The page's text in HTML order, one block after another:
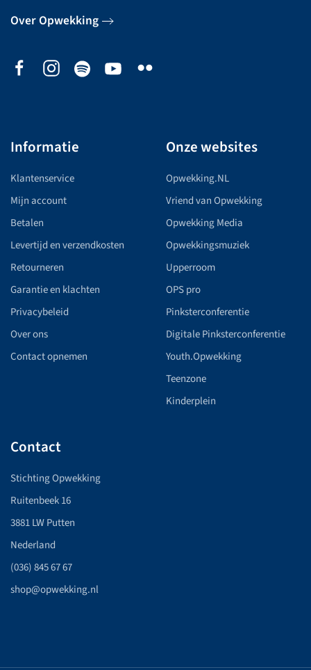
Over Opwekking
Informatie
Klantenservice
Mijn account
Betalen
Levertijd en verzendkosten
Retourneren
Garantie en klachten
Privacybeleid
Over ons
Contact opnemen
Onze websites
Opwekking.NL
Vriend van Opwekking
Opwekking Media
Opwekkingsmuziek
Upperroom
OPS pro
Pinksterconferentie
Digitale Pinksterconferentie
Youth.Opwekking
Teenzone
Kinderplein
Contact
Stichting Opwekking
Ruitenbeek 16
3881 LW Putten
Nederland
(036) 845 67 67
shop@opwekking.nl